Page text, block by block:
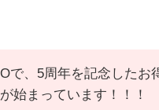
で、5周年を記念したお
始まっています！！！